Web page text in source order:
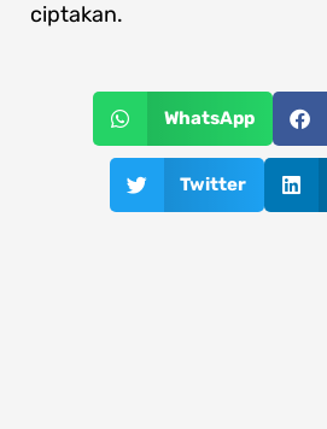
ciptakan.
WhatsApp
Twitter